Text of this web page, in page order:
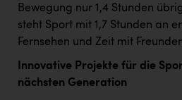
Bewegung nur 1,4 Stunden
steht Sport mit 1,7 Stunden an
Fernsehen und Zeit mit
Innovative Projekte für die
nächsten Generation